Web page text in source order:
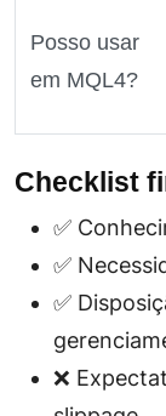
Posso usar
em MQL4?
Checklist
✅
✅
✅
❌